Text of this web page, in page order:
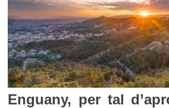
Enguany, per tal